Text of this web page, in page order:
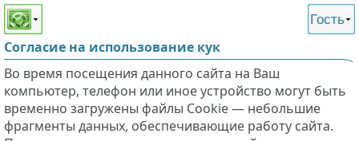
Этот сайт поддерживает
слабовидящих
Гость
Согласие на использование кук
Во время посещения данного сайта на Ваш
компьютер, телефон или иное устройство могут быть
временно загружены файлы Cookie — небольшие
фрагменты данных, обеспечивающие работу сайта.